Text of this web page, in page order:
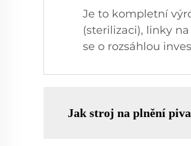
Je to kompletní
(sterilizaci), linky
se o rozsáhlou
Jak stroj na plnění